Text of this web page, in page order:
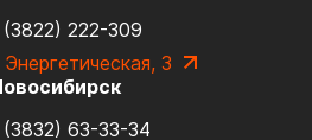
222-309
3
63-33-34